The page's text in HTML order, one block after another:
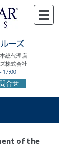
ーズ
総代理店
株式会社
17:00
合せ
of the